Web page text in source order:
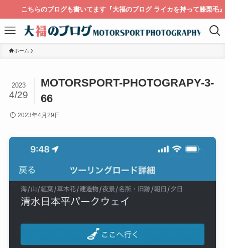
こちらのブログも書いてます『大福のブログ ライカを持って膝栗毛』
ホーム
MOTORSPORT-PHOTOGRAPY-3-
66
2023
4/29
2023年4月29日